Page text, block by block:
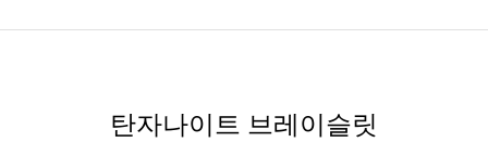
탄자나이트 브레이슬릿